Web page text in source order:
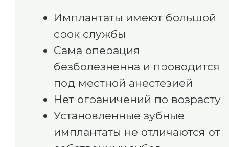
Имплантаты имеют большой
срок службы
Сама операция
безболезненна и проводится
под местной анестезией
Нет ограничений по возрасту
Установленные зубные
имплантаты не отличаются от